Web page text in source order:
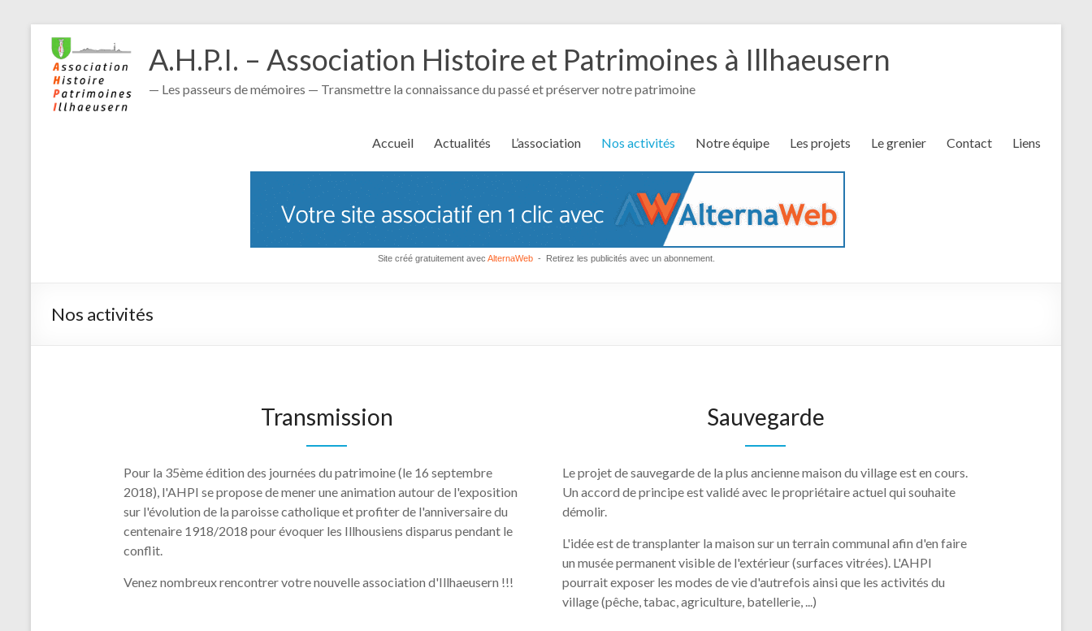
A.H.P.I. – Association Histoire et Patrimoines à Illhaeusern
— Les passeurs de mémoires — Transmettre la connaissance du passé et préserver notre patrimoine
Accueil Actualités L’association Nos activités Notre équipe Les projets Le grenier Contact Liens
Site créé gratuitement avec AlternaWeb- Retirez les publicités avec un abonnement.
Nos activités
Transmission
Pour la 35ème édition des journées du patrimoine (le 16 septembre
2018), l'AHPI se propose de mener une animation autour de l'exposition
sur l'évolution de la paroisse catholique et profiter de l'anniversaire du
centenaire 1918/2018 pour évoquer les Illhousiens disparus pendant le
conflit.
Venez nombreux rencontrer votre nouvelle association d'Illhaeusern !!!
Sauvegarde
Le projet de sauvegarde de la plus ancienne maison du village est en cours.
Un accord de principe est validé avec le propriétaire actuel qui souhaite
démolir.
L'idée est de transplanter la maison sur un terrain communal afin d'en faire
un musée permanent visible de l'extérieur (surfaces vitrées). L'AHPI
pourrait exposer les modes de vie d'autrefois ainsi que les activités du
village (pêche, tabac, agriculture, batellerie, ...)